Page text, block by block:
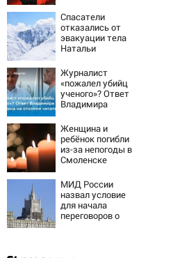
роман
Бондарчука и
Исаковой
Спасатели
отказались от
эвакуации тела
Натальи
семитысячника
Журналист
«пожалел убийц
ученого»? Ответ
Владимира
отклики
читателей
Женщина и
ребёнок погибли
из-за непогоды в
Смоленске
МИД России
назвал условие
для начала
переговоров о